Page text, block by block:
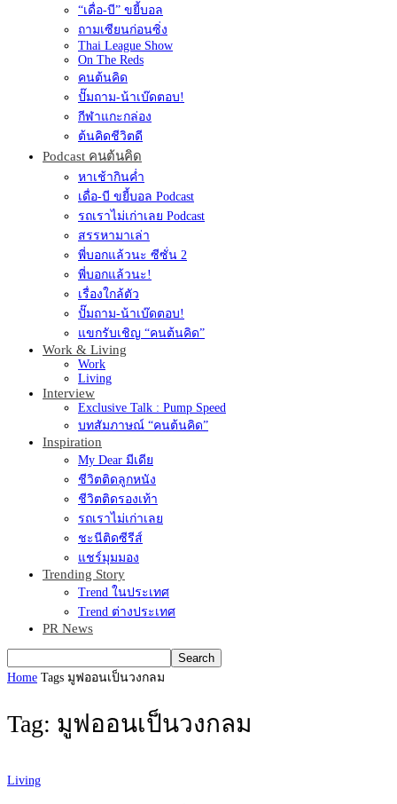
“เดื่อ-บี” ขยี้บอล
ถามเซียนก่อนซิ่ง
Thai League Show
On The Reds
คนต้นคิด
ปั๊มถาม-น้าเบ๊ดตอบ!
กีฬาแกะกล่อง
ต้นคิดชีวิตดี
Podcast คนต้นคิด
หาเช้ากินค่ำ
เดื่อ-บี ขยี้บอล Podcast
รถเราไม่เก่าเลย Podcast
สรรหามาเล่า
พี่บอกแล้วนะ ซีซั่น 2
พี่บอกแล้วนะ!
เรื่องใกล้ตัว
ปั๊มถาม-น้าเบ๊ดตอบ!
แขกรับเชิญ “คนต้นคิด”
Work & Living
Work
Living
Interview
Exclusive Talk : Pump Speed
บทสัมภาษณ์ “คนต้นคิด”
Inspiration
My Dear มีเดีย
ชีวิตติดลูกหนัง
ชีวิตติดรองเท้า
รถเราไม่เก่าเลย
ชะนีติดซีรีส์
แชร์มุมมอง
Trending Story
Trend ในประเทศ
Trend ต่างประเทศ
PR News
Home Tags มูฟออนเป็นวงกลม
Tag: มูฟออนเป็นวงกลม
Living